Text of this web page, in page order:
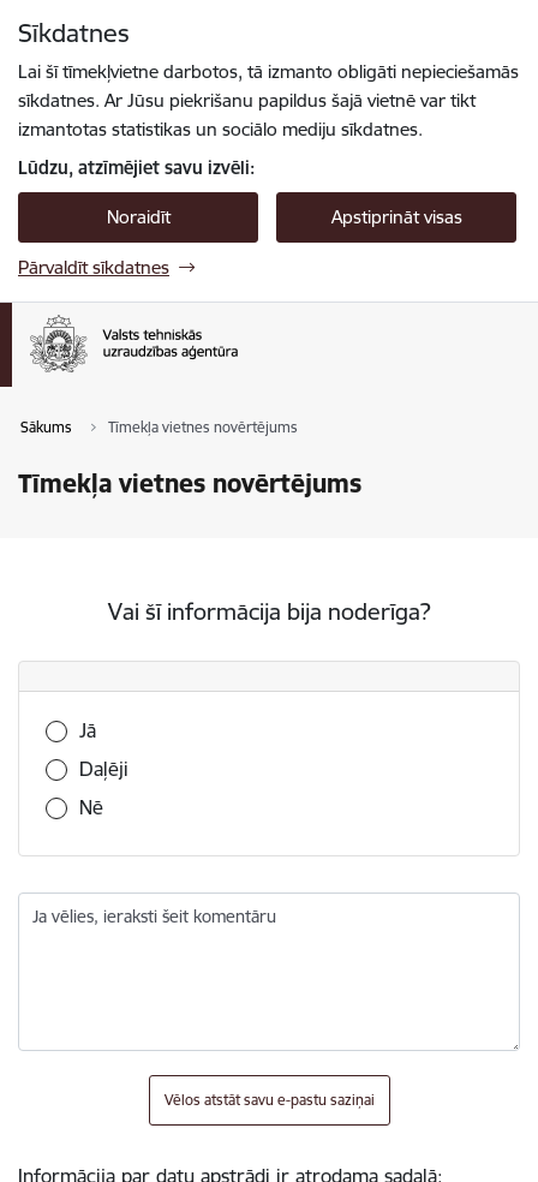
Sīkdatnes
Lai šī tīmekļvietne darbotos, tā izmanto obligāti nepieciešamās
sīkdatnes. Ar Jūsu piekrišanu papildus šajā vietnē var tikt
izmantotas statistikas un sociālo mediju sīkdatnes.
Lūdzu, atzīmējiet savu izvēli:
Noraidīt Apstiprināt visas
Pārvaldīt sīkdatnes
Sākums Tīmekļa vietnes novērtējums
Tīmekļa vietnes novērtējums
Vai šī informācija bija noderīga?
Vai šī informācija bija noderīga?
Jā
Daļēji
Nē
Ja vēlies, ieraksti šeit komentāru
Vēlos atstāt savu e-pastu saziņai
Informācija par datu apstrādi ir atrodama sadaļā: